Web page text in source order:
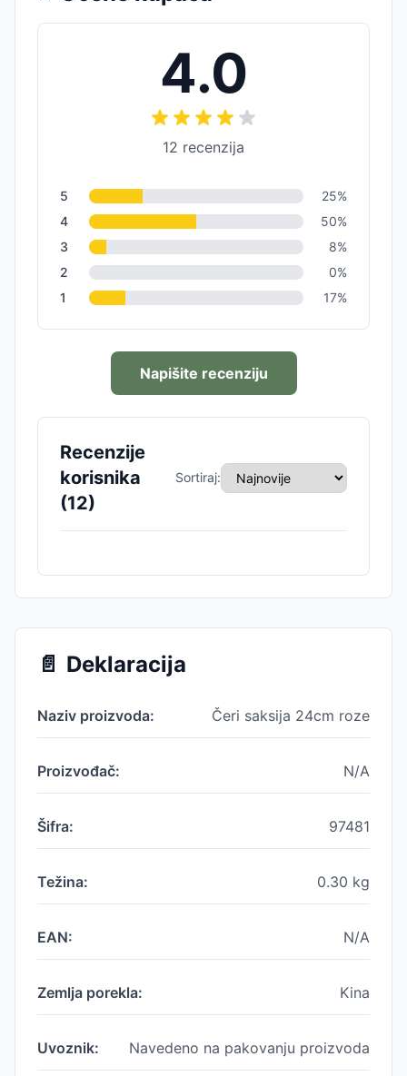
4.0
12 recenzija
5 25%
4
50%
3
8%
2
0%
1
17%
Napišite recenziju
Recenzije
korisnika
(12)
Sortiraj:
📄 Deklaracija
Naziv proizvoda: Čeri saksija 24cm roze
Proizvođač: N/A
Šifra: 97481
Težina: 0.30 kg
EAN: N/A
Zemlja porekla: Kina
Uvoznik: Navedeno na pakovanju proizvoda